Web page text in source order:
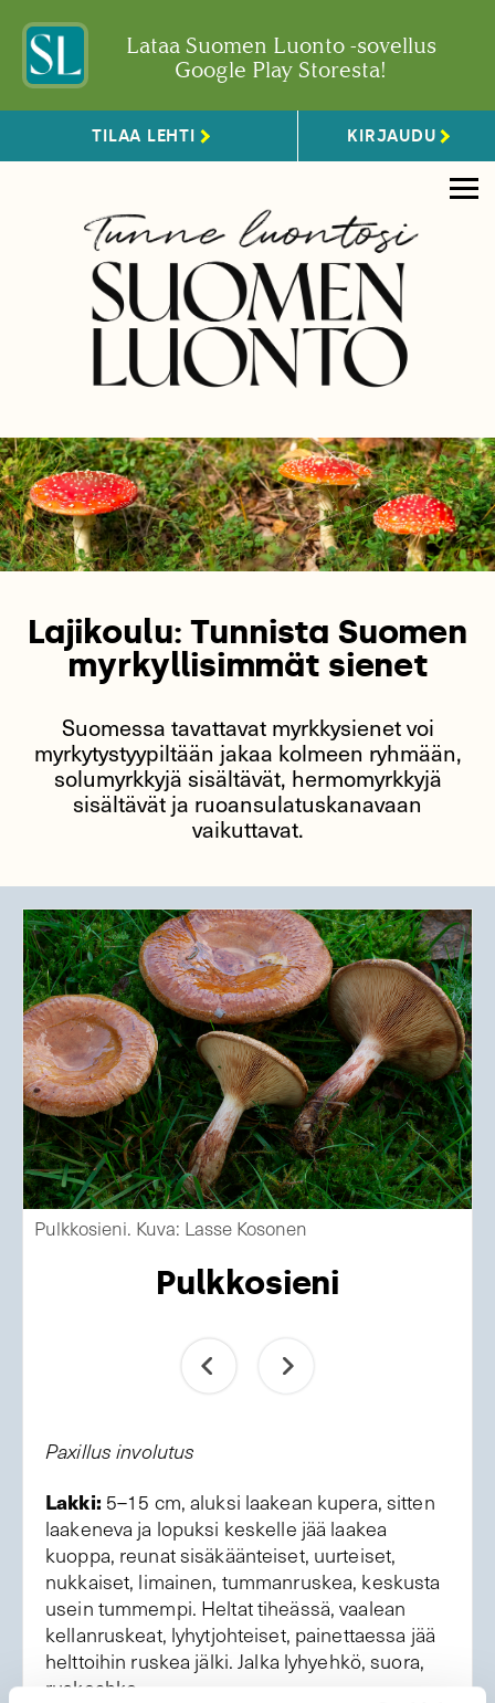
Lataa Suomen Luonto -sovellus
Google Play Storesta!
TILAA LEHTI KIRJAUDU
Lajikoulu: Tunnista Suomen
myrkyllisimmät sienet
Suomessa tavattavat myrkkysienet voi
myrkytystyypiltään jakaa kolmeen ryhmään,
solumyrkkyjä sisältävät, hermomyrkkyjä
sisältävät ja ruoansulatuskanavaan
vaikuttavat.
Pulkkosieni. Kuva: Lasse Kosonen
Pulkkosieni
Paxillus involutus
Lakki: 5–15 cm, aluksi laakean kupera, sitten
laakeneva ja lopuksi keskelle jää laakea
kuoppa, reunat sisäkäänteiset, uurteiset,
nukkaiset, limainen, tummanruskea, keskusta
usein tummempi. Heltat tiheässä, vaalean
kellanruskeat, lyhytjohteiset, painettaessa jää
helttoihin ruskea jälki. Jalka lyhyehkö, suora,
ruskeahko.